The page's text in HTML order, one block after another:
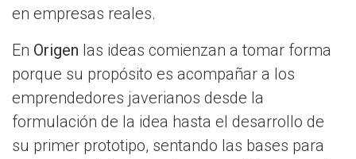
en empresas reales.
En Origen las ideas comienzan a tomar forma
porque su propósito es acompañar a los
emprendedores javerianos desde la
formulación de la idea hasta el desarrollo de
su primer prototipo, sentando las bases para